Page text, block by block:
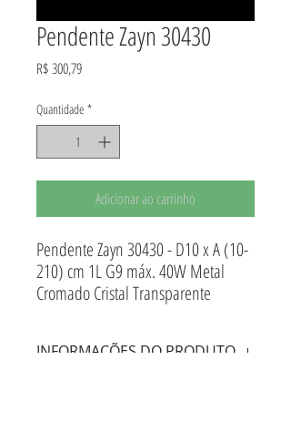
Pendente Zayn 30430
R$ 300,79Preço
Quantidade *
Adicionar ao carrinho
Pendente Zayn 30430 - D10 x A (10-
210) cm 1L G9 máx. 40W Metal
Cromado Cristal Transparente
INFORMAÇÕES DO PRODUTO